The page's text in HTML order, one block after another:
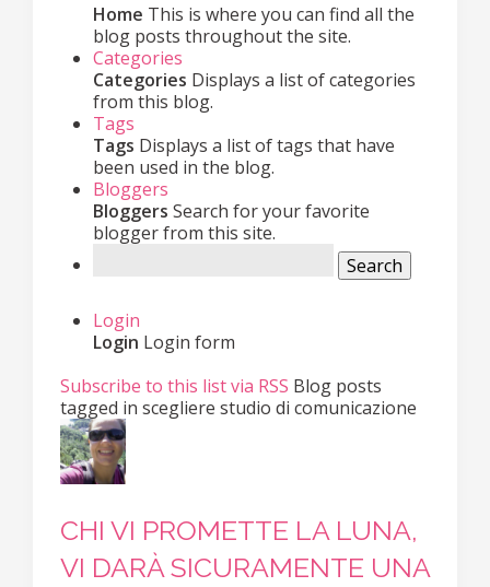
Home This is where you can find all the
blog posts throughout the site.
Categories
Categories Displays a list of categories
from this blog.
Tags
Tags Displays a list of tags that have
been used in the blog.
Bloggers
Bloggers Search for your favorite
blogger from this site.
Search
Login
Login Login form
Subscribe to this list via RSS Blog posts
tagged in scegliere studio di comunicazione
CHI VI PROMETTE LA LUNA,
VI DARÀ SICURAMENTE UNA